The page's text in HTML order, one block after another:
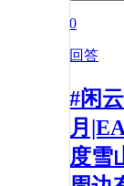
0
回答
#闲
月
度雪